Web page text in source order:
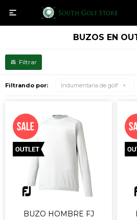

BUZOS EN
Filtrando por: Indumentaria de golf
BUZO HOMBRE FJ